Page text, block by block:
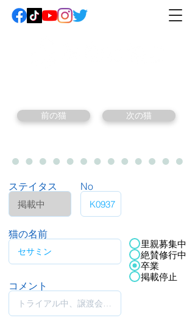
前の猫 次の猫
ステイタス No
猫の名前
コメント
里親募集中
絶賛修行中
卒業
掲載停止